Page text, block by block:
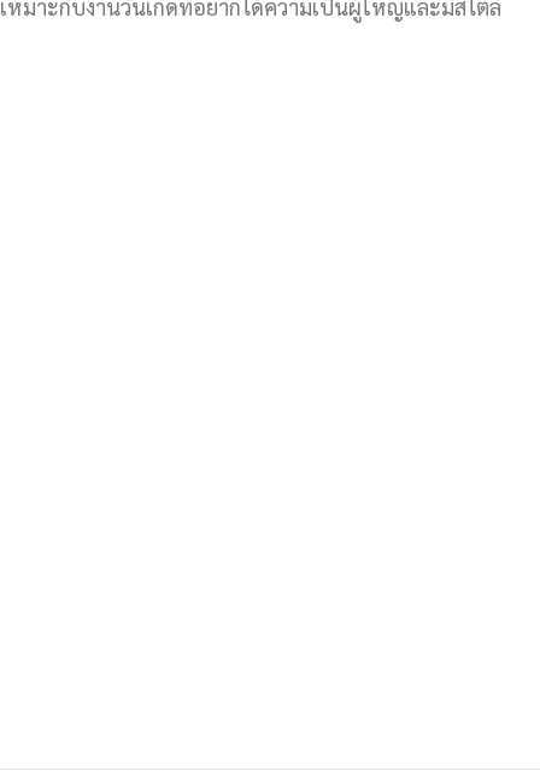
เหมาะกับงานวันเกิดที่อยากได้ความเป็นผู้ใหญ่และมีสไตล์